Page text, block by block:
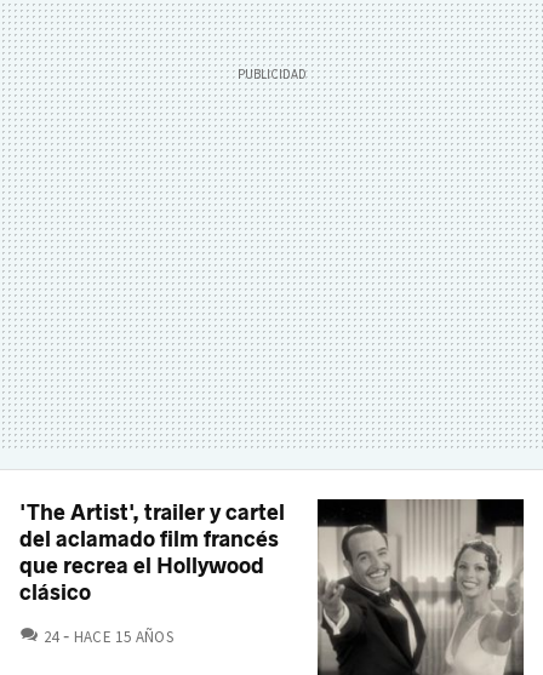
'The Artist', trailer y cartel
del aclamado film francés
que recrea el Hollywood
clásico
24 COMENTARIOS
HACE 15 AÑOS